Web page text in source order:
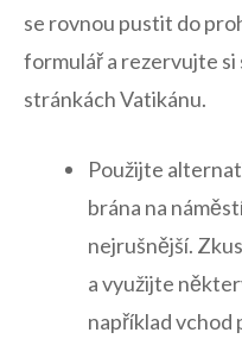
se rovnou pustit do
formulář a ‍rezervujte ‍si
stránkách‌ Vatikánu.
Použijte‍
‌brána⁣ na
nejrušnější.
a využijte
například⁣ vchod